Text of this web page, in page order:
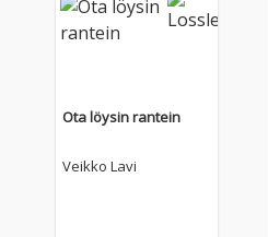
Ota löysin rantein
Veikko Lavi